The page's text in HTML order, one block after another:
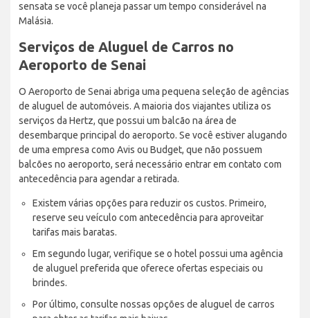
sensata se você planeja passar um tempo considerável na
Malásia.
Serviços de Aluguel de Carros no
Aeroporto de Senai
O Aeroporto de Senai abriga uma pequena seleção de agências
de aluguel de automóveis. A maioria dos viajantes utiliza os
serviços da Hertz, que possui um balcão na área de
desembarque principal do aeroporto. Se você estiver alugando
de uma empresa como Avis ou Budget, que não possuem
balcões no aeroporto, será necessário entrar em contato com
antecedência para agendar a retirada.
Existem várias opções para reduzir os custos. Primeiro,
reserve seu veículo com antecedência para aproveitar
tarifas mais baratas.
Em segundo lugar, verifique se o hotel possui uma agência
de aluguel preferida que oferece ofertas especiais ou
brindes.
Por último, consulte nossas opções de aluguel de carros